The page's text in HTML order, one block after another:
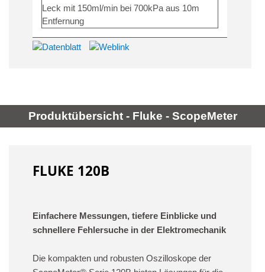
Leck mit 150ml/min bei 700kPa aus 10m
Entfernung
Produktübersicht - Fluke - ScopeMeter
FLUKE 120B
Einfachere Messungen, tiefere Einblicke und
schnellere Fehlersuche in der Elektromechanik
Die kompakten und robusten Oszilloskope der